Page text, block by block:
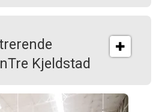
Kjeldstad